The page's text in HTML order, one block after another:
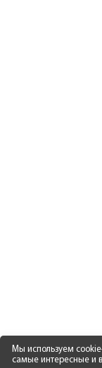
Мы используем
самые интересные и